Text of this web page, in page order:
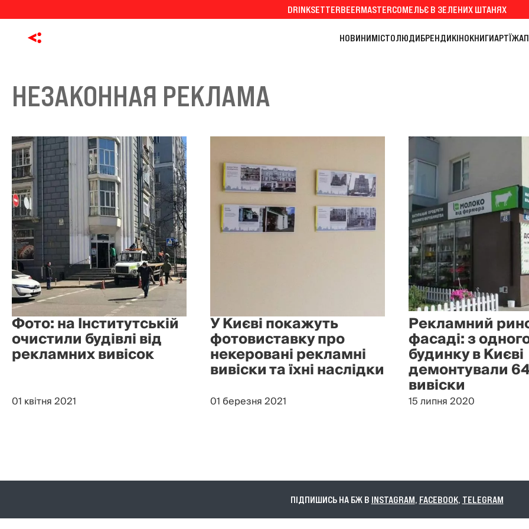
DRINKSETTERBEERMASTERСОМЕЛЬЄ В ЗЕЛЕНИХ ШТАНЯХ
НОВИНИМІСТОЛЮДИБРЕНДИКІНОКНИГИАРТЇЖА
НЕЗАКОННАЯ РЕКЛАМА
Фото: на Інститутській
очистили будівлі від
рекламних вивісок
01 квітня 2021
У Києві покажуть
фотовиставку про
некеровані рекламні
вивіски та їхні наслідки
01 березня 2021
Рекламний
фасаді: з
будинку в Києві
демонтували
вивіски
15 липня 2020
ПІДПИШИСЬ НА БЖ В INSTAGRAM, FACEBOOK, TELEGRAM